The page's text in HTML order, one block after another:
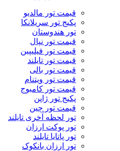
قیمت تور مالدیو
پکیج تور سریلانکا
تور هندوستان
قیمت تور نپال
قیمت تور فیلیپین
قیمت تور تایلند
قیمت تور بالی
قیمت تور ویتنام
قیمت تور کامبوج
پکیج تور ژاپن
قیمت تور چین
تور لحظه آخری تایلند
تور پوکت ارزان
تور پاتايا تايلند
تور ارزان بانکوک